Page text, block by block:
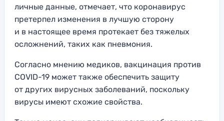
личные данные, отмечает, что коронавирус
претерпел изменения в лучшую сторону
и в настоящее время протекает без тяжелых
осложнений, таких как пневмония.
Согласно мнению медиков, вакцинация против
COVID-19 может также обеспечить защиту
от других вирусных заболеваний, поскольку
вирусы имеют схожие свойства.